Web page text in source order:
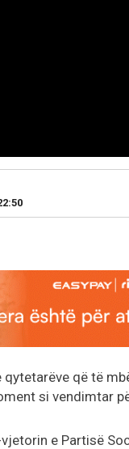
qytetarëve që të
si vendimtar
e Partisë